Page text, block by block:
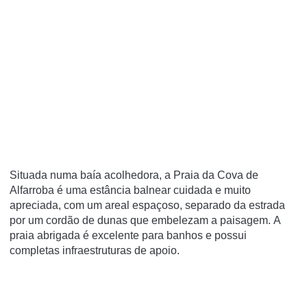
Situada numa baía acolhedora, a Praia da Cova de
Alfarroba é uma estância balnear cuidada e muito
apreciada, com um areal espaçoso, separado da estrada
por um cordão de dunas que embelezam a paisagem. A
praia abrigada é excelente para banhos e possui
completas infraestruturas de apoio.